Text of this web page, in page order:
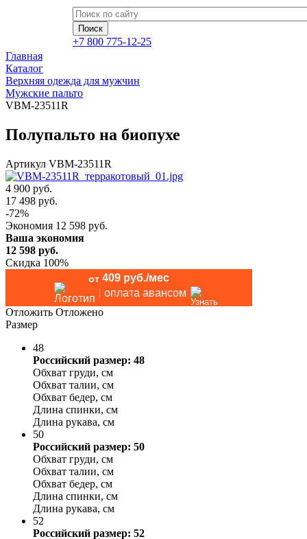
+7 800 775-12-25
Главная
Каталог
Верхняя одежда для мужчин
Мужские пальто
VBM-23511R
Полупальто на биопухе
Артикул VBM-23511R
4 900 руб.
17 498 руб.
-72%
Экономия 12 598 руб.
Ваша экономия
12 598 руб.
Скидка 100%
от 409 руб./мес
оплата авансом
Отложить Отложено
Размер
48
Российский размер: 48
Обхват груди, см
Обхват талии, см
Обхват бедер, см
Длина спинки, см
Длина рукава, см
50
Российский размер: 50
Обхват груди, см
Обхват талии, см
Обхват бедер, см
Длина спинки, см
Длина рукава, см
52
Российский размер: 52